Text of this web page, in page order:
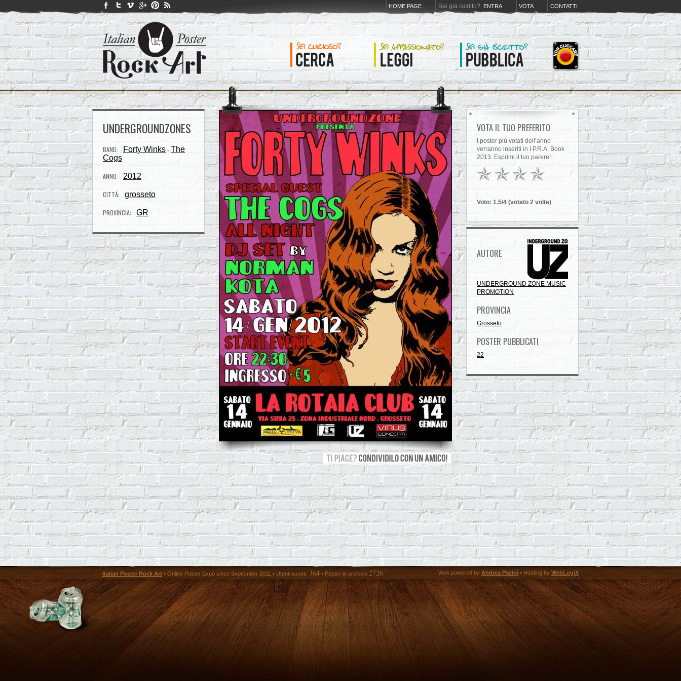
HOME PAGE Sei giá iscritto? ENTRA VOTA CONTATTI
UNDERGROUNDZONES
BAND: Forty Winks - The
Cogs
ANNO: 2012
CITTÁ: grosseto
PROVINCIA: GR
VOTA IL TUO PREFERITO
I poster più votati dell’anno
verranno inseriti in I.P.R.A. Book
2013. Esprimi il tuo parere!
Voto: 1.5/4 (votato 2 volte)
AUTORE
UNDERGROUND ZONE MUSIC
PROMOTION
PROVINCIA
Grosseto
POSTER PUBBLICATI
22
Italian Poster Rock Art • Online Poster Expó since September 2011 • Utenti iscritti: 364 • Poster in archivio 2726 Web powered by Andrea Pacini • Hosting by WebLogiX